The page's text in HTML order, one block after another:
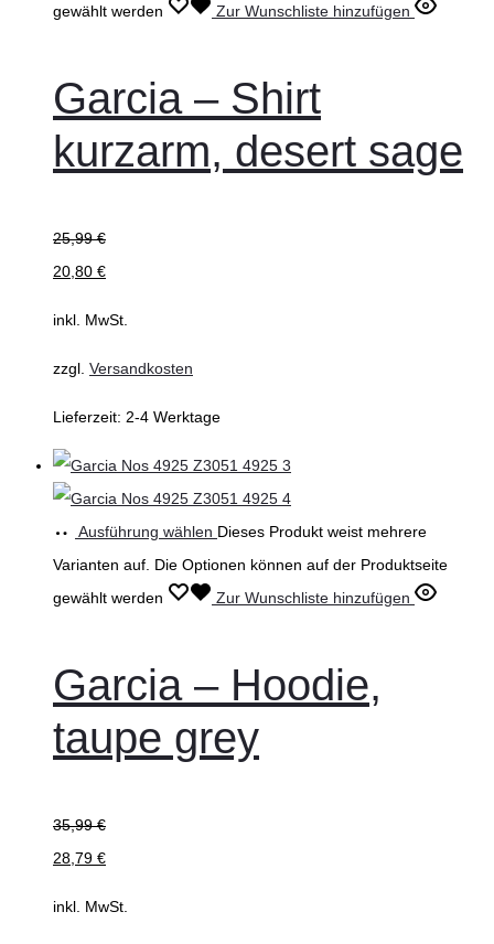
gewählt werden
Zur Wunschliste hinzufügen
Garcia – Shirt
kurzarm, desert sage
25,99€
20,80 €
inkl. MwSt.
zzgl. Versandkosten
Lieferzeit: 2-4 Werktage
Ausführung wählen Dieses Produkt weist mehrere
Varianten auf. Die Optionen können auf der Produktseite
gewählt werden
Zur Wunschliste hinzufügen
Garcia – Hoodie,
taupe grey
35,99€
28,79 €
inkl. MwSt.